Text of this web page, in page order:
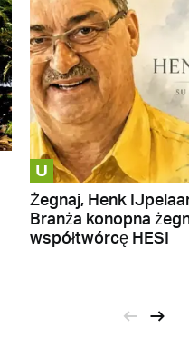
U
Żegnaj, Henk
Branża konopna
współtwórcę HESI